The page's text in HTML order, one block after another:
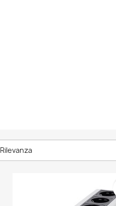
Rilevanza